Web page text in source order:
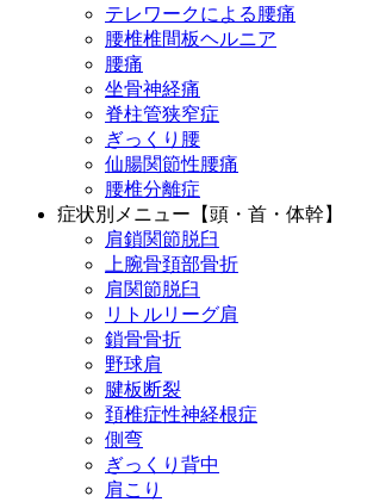
テレワークによる腰痛
腰椎椎間板ヘルニア
腰痛
坐骨神経痛
脊柱管狭窄症
ぎっくり腰
仙腸関節性腰痛
腰椎分離症
症状別メニュー【頭・首・体幹】
肩鎖関節脱臼
上腕骨頚部骨折
肩関節脱臼
リトルリーグ肩
鎖骨骨折
野球肩
腱板断裂
頚椎症性神経根症
側弯
ぎっくり背中
肩こり